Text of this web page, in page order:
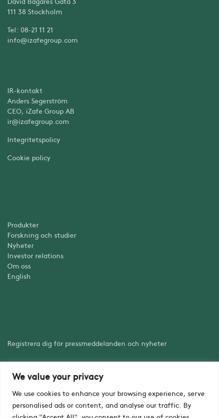
We value your privacy
We use cookies to enhance your browsing experience, serve
personalised ads or content, and analyse our traffic. By
111 38 Stockholm
Tel: 08-21 11 21
info@izafegroup.com
IR-kontakt
Anders Segerström
CEO, iZafe Group AB
ir@izafegroup.com
Integritetspolicy
Cookie policy
Produkter
Forskning och studier
Nyheter
Investor relations
Om oss
English
Registrera dig för pressmeddelanden och nyheter
Registrera dig